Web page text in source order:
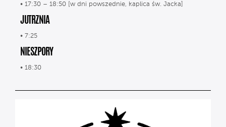
• 17:30 – 18:50 [w dni powszednie, kaplica św. Jacka]
JUTRZNIA
• 7:25
NIESZPORY
• 18:30